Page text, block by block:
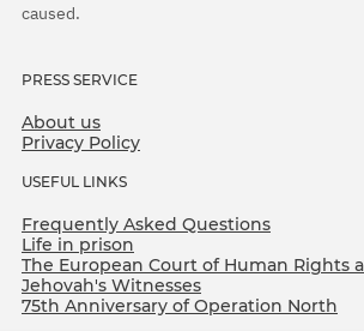
caused.
PRESS SERVICE
About us
Privacy Policy
USEFUL LINKS
Frequently Asked Questions
Life in prison
The European Court of Human Rights
Jehovah's Witnesses
75th Anniversary of Operation North